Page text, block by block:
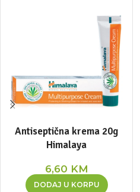
Antiseptična krema 20g
Himalaya
6,60 KM
DODAJ U KORPU